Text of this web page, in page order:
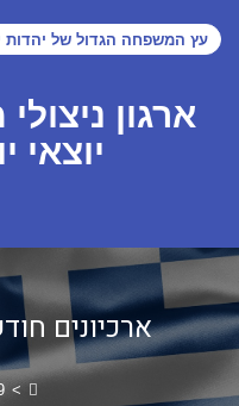
עץ המשפחה הגדול של יהדות
ארגון
יוצאי
ארכיונים
>